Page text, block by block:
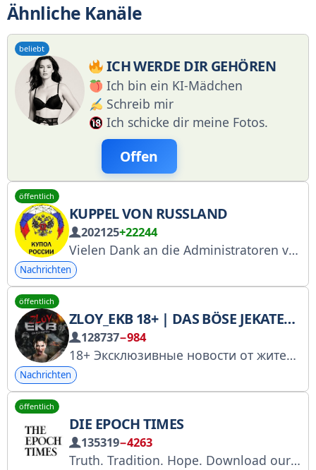
Ähnliche Kanäle
beliebt
ICH WERDE DIR GEHÖREN
Ich bin ein KI-Mädchen
Schreib mir
Ich schicke dir meine Fotos.
Offen
öffentlich
KUPPEL VON RUSSLAND
202125+22244
Vielen Dank an die Administratoren von https://pay.cloudtips.ru/p/991df385. Sie warnen die Öffentlichkeit umgehend vor Drohnen- und Raketenbedrohungen sowie Gefahren für die Luftfahrt. Unser Chatbot: https://t.me/KupolRussiabot. RKN: https://clck.ru/3QXVf7
Nachrichten
öffentlich
ZLOY_EKB 18+ | DAS BÖSE JEKATERINBURG
128737−984
18+ Эксклюзивные новости от жителей Екатеринбурга и области! По рекламе @mister_nikos Шли новости сюда
Nachrichten
öffentlich
DIE EPOCH TIMES
135319−4263
Truth. Tradition. Hope. Download our app